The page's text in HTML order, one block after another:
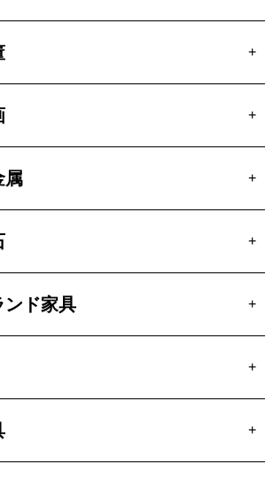
+
+
属 +
+
ンド家具 +
+
+